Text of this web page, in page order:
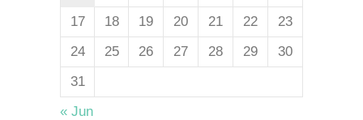
17
18 19 20 21 22
23
24
25 26 27 28 29
30
31
« Jun